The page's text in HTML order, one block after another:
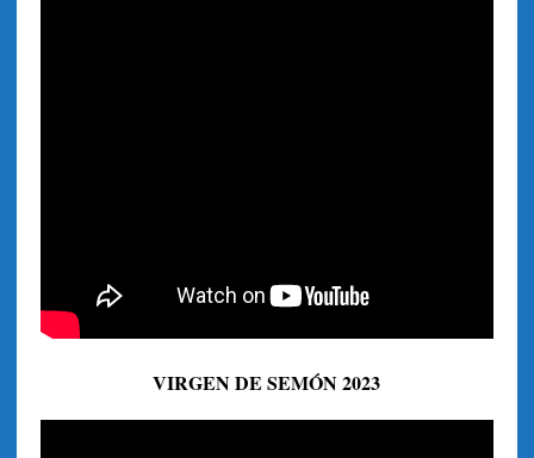
VIRGEN DE SEMÓN 2023